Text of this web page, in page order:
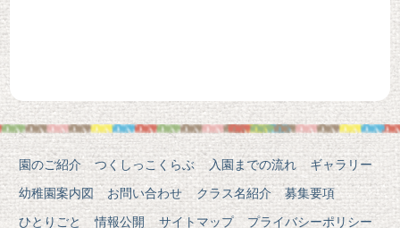
園のご紹介 つくしっこくらぶ 入園までの流れ
ギャラリー
幼稚園案内図
お問い合わせ クラス名紹介
募集要項
ひとりごと
情報公開 サイトマップ プライバシーポリシー